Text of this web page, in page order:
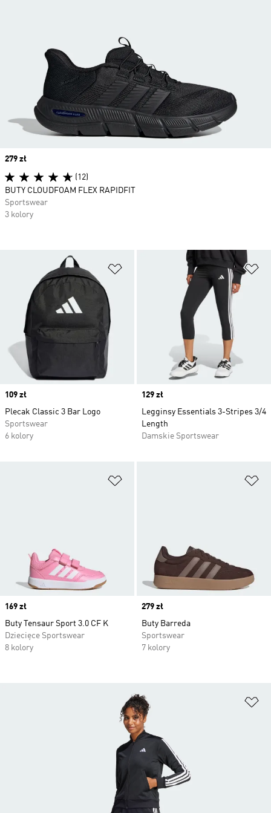
Dodaj do listy życzeń
Price
109 zł
Plecak Classic 3 Bar Logo
Sportswear
6 kolory
Price
129 zł
Legginsy Essentials 3-Stripes 3/4
Length
Damskie Sportswear
Price
169 zł
Buty Tensaur Sport 3.0 CF K
Dziecięce Sportswear
8 kolory
Price
279 zł
Buty Barreda
Sportswear
7 kolory
Price
279 zł
(12)
BUTY CLOUDFOAM FLEX RAPIDFIT
Sportswear
3 kolory